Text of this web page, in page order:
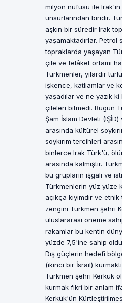
milyon nüfusu ile Irak'ın
unsurlarından biridir.
aşkın bir süredir Irak
yaşamaktadırlar. Petrol
topraklarda yaşayan
çile ve felâket ortamı
Türkmenler, yılardır
işkence, katliamlar ve
yaşadılar ve ne yazık
çileleri bitmedi. Bugün
Şam İslam Devleti
arasında kültürel
soykırım tercihleri
binlerce Irak Türk'ü,
arasında kalmıştır.
bu grupların işgali ve
Türkmenlerin yüz yüze
açıkça kıyımdır ve
zengini Türkmen şehri
uluslararası öneme
rakamlar bu kentin
yüzde 7,5'ine sahip
Dış güçlerin hedefi
(ikinci bir İsrail)
Türkmen şehri Kerkük
kurmak fikri bir anlam
Kerkük'ün